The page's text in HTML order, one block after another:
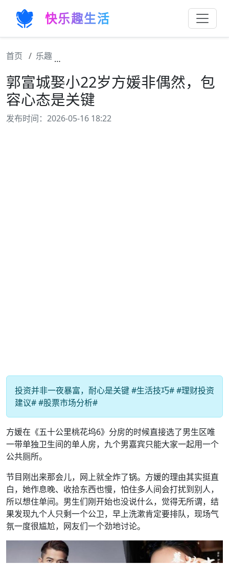
快乐趣生活
首页 乐趣
郭富城娶小22岁方媛非偶然，包
容心态是关键
发布时间：2026-05-16 18:22
投资并非一夜暴富，耐心是关键 #生活技巧# #理财投资
建议# #股票市场分析#
方媛在《五十公里桃花坞6》分房的时候直接选了男生区唯
一带单独卫生间的单人房，九个男嘉宾只能大家一起用一个
公共厕所。
节目刚出来那会儿，网上就全炸了锅。方媛的理由其实挺直
白，她作息晚、收拾东西也慢，怕住多人间会打扰到别人，
所以想住单间。男生们刚开始也没说什么，觉得无所谓，结
果发现九个人只剩一个公卫，早上洗漱肯定要排队，现场气
氛一度很尴尬，网友们一个劲地讨论。